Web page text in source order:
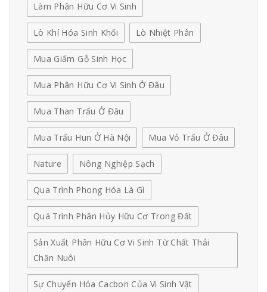
Làm Phân Hữu Cơ Vi Sinh
Lò Khí Hóa Sinh Khối Lò Nhiệt Phân
Mua Giấm Gỗ Sinh Học
Mua Phân Hữu Cơ Vi Sinh Ở Đâu
Mua Than Trấu Ở Đâu
Mua Trấu Hun Ở Hà Nội Mua Vỏ Trấu Ở Đâu
Nature Nông Nghiệp Sạch
Qua Trình Phong Hóa Là Gì
Quá Trình Phân Hủy Hữu Cơ Trong Đất
Sản Xuất Phân Hữu Cơ Vi Sinh Từ Chất Thải
Chăn Nuôi
Sự Chuyển Hóa Cacbon Của Vi Sinh Vật